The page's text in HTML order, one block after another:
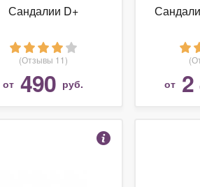
Сандалии D+
(Отзывы 11)
от 490 руб. от